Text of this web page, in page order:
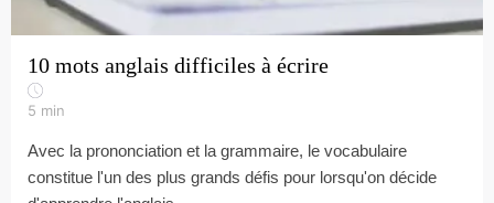
10 mots anglais difficiles à écrire
5 min
Avec la prononciation et la grammaire, le vocabulaire
constitue l'un des plus grands défis pour lorsqu'on décide